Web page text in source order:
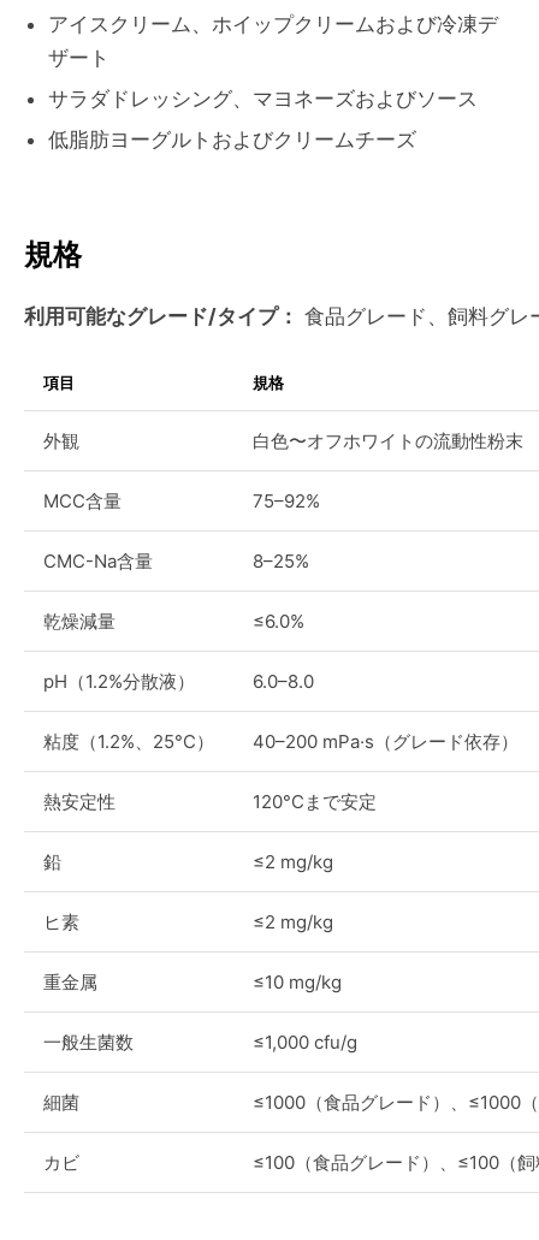
アイスクリーム、ホイップクリームおよび冷凍デ
ザート
サラダドレッシング、マヨネーズおよびソース
低脂肪ヨーグルトおよびクリームチーズ
規格
利用可能なグレード/タイプ： 食品グレード、飼料グレ
項目 規格
外観 白色〜オフホワイトの流動性粉末
MCC含量 75–92%
CMC-Na含量 8–25%
乾燥減量 ≤6.0%
pH（1.2%分散液） 6.0–8.0
粘度（1.2%、25°C） 40–200 mPa·s（グレード依存）
熱安定性 120°Cまで安定
鉛 ≤2 mg/kg
ヒ素 ≤2 mg/kg
重金属 ≤10 mg/kg
一般生菌数 ≤1,000 cfu/g
細菌 ≤1000（食品グレード）、≤1000
カビ ≤100（食品グレード）、≤100（